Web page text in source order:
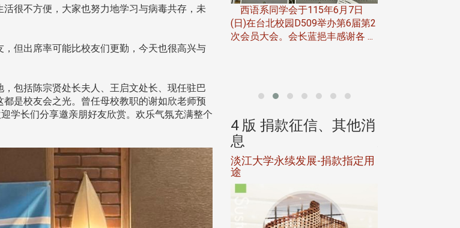
很不方便，大家也努力地学习与病毒共存，未
但出席率可能比校友们更勤，今天也很高兴与
包括陈宗贤处长夫人、王启文处长、现任驻巴
是校友会之光。曾任母校教职的谢如欣老师预
学长们分享邀亲朋好友欣赏。欢乐气氛充满整个
，于115年6月4日
处，受到校友 ...
大会于6月5日下午7时，在台北校
西语系同学会于115年6月7日
(日)在台北校园D509举办第6届第2
次会员大会。会长蓝挹丰感谢各 ...
信、其他消
江大学校园征才
4 版 捐款征信、其他消
捐款芳名录
4 版 捐款征信、其他消
息
淡江大学永续发展-捐款指定用
途